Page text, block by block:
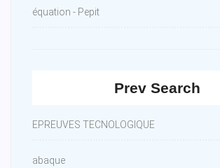
équation - Pepit
Prev Search
EPREUVES TECNOLOGIQUE
abaque